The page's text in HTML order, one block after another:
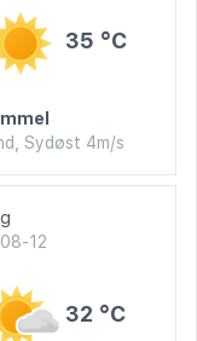
35 °C
Sydøst 4m/s
12
32 °C